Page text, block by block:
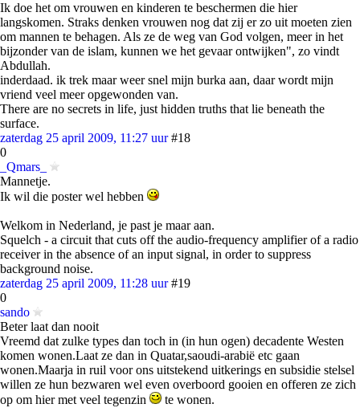
Ik doe het om vrouwen en kinderen te beschermen die hier
langskomen. Straks denken vrouwen nog dat zij er zo uit moeten zien
om mannen te behagen. Als ze de weg van God volgen, meer in het
bijzonder van de islam, kunnen we het gevaar ontwijken", zo vindt
Abdullah.
inderdaad. ik trek maar weer snel mijn burka aan, daar wordt mijn
vriend veel meer opgewonden van.
There are no secrets in life, just hidden truths that lie beneath the
surface.
zaterdag 25 april 2009, 11:27 uur #18
0
_Qmars_
Mannetje.
Ik wil die poster wel hebben
Welkom in Nederland, je past je maar aan.
Squelch - a circuit that cuts off the audio-frequency amplifier of a radio
receiver in the absence of an input signal, in order to suppress
background noise.
zaterdag 25 april 2009, 11:28 uur #19
0
sando
Beter laat dan nooit
Vreemd dat zulke types dan toch in (in hun ogen) decadente Westen
komen wonen.Laat ze dan in Quatar,saoudi-arabië etc gaan
wonen.Maarja in ruil voor ons uitstekend uitkerings en subsidie stelsel
willen ze hun bezwaren wel even overboord gooien en offeren ze zich
op om hier met veel tegenzin
te wonen.